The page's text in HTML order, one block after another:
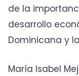
de la
desarrollo
Dominicana y
María Isabel